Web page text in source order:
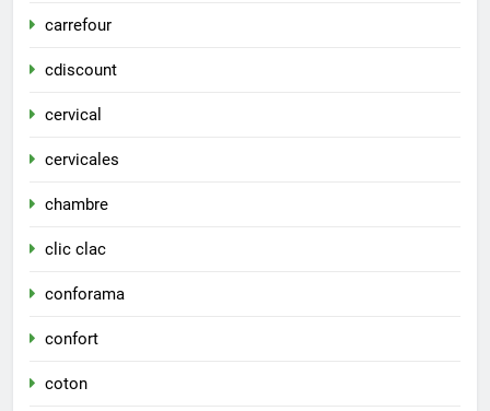
carrefour
cdiscount
cervical
cervicales
chambre
clic clac
conforama
confort
coton